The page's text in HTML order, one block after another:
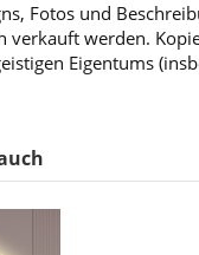
Fotos und
werden.
Eigentums